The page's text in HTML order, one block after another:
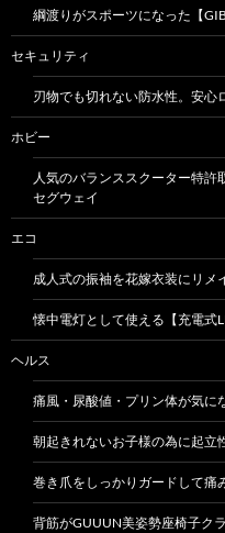
綱渡りがスポーツになった【
セキュリティ
刃物でも切れない防水性。安心
ホビー
人気のバランススクーター特許
セグウェイ
エコ
成人式の振袖を花嫁衣装にリメ
懐中電灯として使える【充電式
ヘルス
痛風・尿酸値・プリン体が気に
朝起きれないお子様の為に起立
巻き爪をしっかりガードして痛
背筋がGUUUN美姿勢座椅子ク